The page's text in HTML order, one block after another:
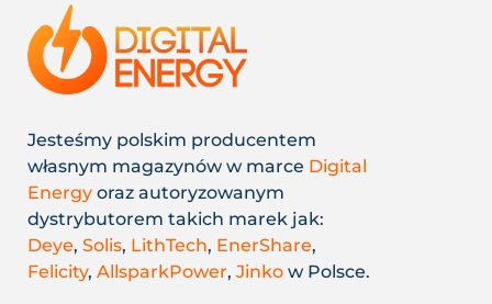
Jesteśmy polskim producentem
własnym magazynów w marce Digital
Energy oraz autoryzowanym
dystrybutorem takich marek jak:
Deye, Solis, LithTech, EnerShare,
Felicity, AllsparkPower, Jinko w Polsce.